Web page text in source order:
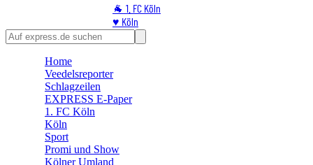
🐐 1. FC Köln
♥️ Köln
⭐ Promi
🛒 Shoppingwelt
Home
Veedelsreporter
Schlagzeilen
EXPRESS E-Paper
1. FC Köln
Köln
Sport
Promi und Show
Kölner Umland